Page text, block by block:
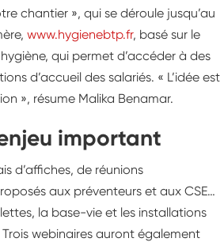
chantier », qui se déroule jusqu’au
www.hygienebtp.fr, basé sur le
qui permet d’accéder à des
d’accueil des salariés. « L’idée est
», résume Malika Benamar.
important
d’affiches, de réunions
aux préventeurs et aux CSE…
la base-vie et les installations
webinaires auront également